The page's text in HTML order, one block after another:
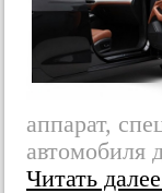
аппарат,
автомобиля
Читать